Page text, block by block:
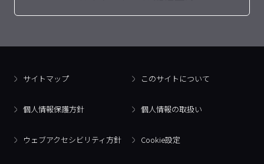
サイトマップ このサイトについて
個人情報保護方針 個人情報の取扱い
ウェブアクセシビリティ方針 Cookie設定